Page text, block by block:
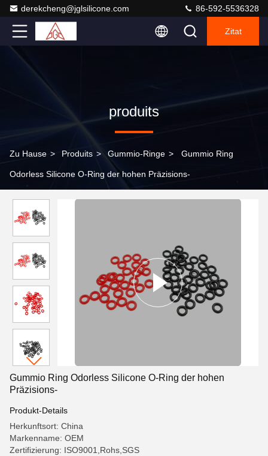
derekcheng@jglsilicone.com 86-592-5536328
Zitat
produits
Zu Hause > Produits > Gummio-Ringe > Gummio Ring
Odorless Silicone O-Ring der hohen Präzisions-
Gummio Ring Odorless Silicone O-Ring der hohen
Präzisions-
Produkt-Details
Herkunftsort: China
Markenname: OEM
Zertifizierung: ISO9001,Rohs,SGS